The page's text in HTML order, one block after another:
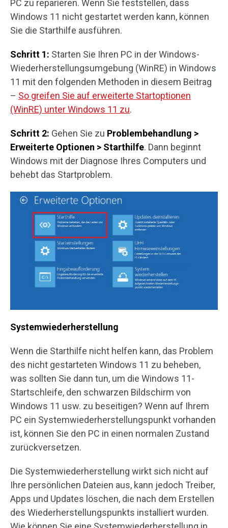
PC zu reparieren. Wenn Sie feststellen, dass
Windows 11 nicht gestartet werden kann, können
Sie die Starthilfe ausführen.
Schritt 1: Starten Sie Ihren PC in der Windows-
Wiederherstellungsumgebung (WinRE) in Windows
11 mit den folgenden Methoden in diesem Beitrag
– So greifen Sie auf erweiterte Startoptionen
(WinRE) unter Windows 11 zu.
Schritt 2: Gehen Sie zu Problembehandlung >
Erweiterte Optionen > Starthilfe. Dann beginnt
Windows mit der Diagnose Ihres Computers und
behebt das Startproblem.
Systemwiederherstellung
Wenn die Starthilfe nicht helfen kann, das Problem
des nicht gestarteten Windows 11 zu beheben,
was sollten Sie dann tun, um die Windows 11-
Startschleife, den schwarzen Bildschirm von
Windows 11 usw. zu beseitigen? Wenn auf Ihrem
PC ein Systemwiederherstellungspunkt vorhanden
ist, können Sie den PC in einen normalen Zustand
zurückversetzen.
Die Systemwiederherstellung wirkt sich nicht auf
Ihre persönlichen Dateien aus, kann jedoch Treiber,
Apps und Updates löschen, die nach dem Erstellen
des Wiederherstellungspunkts installiert wurden.